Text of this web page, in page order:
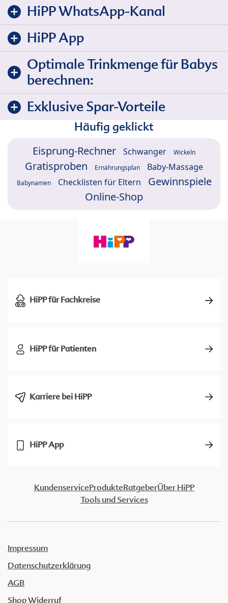
HiPP WhatsApp-Kanal
HiPP App
Optimale Trinkmenge für Babys
berechnen:
Exklusive Spar-Vorteile
Häufig geklickt
Eisprung-Rechner Schwanger Wickeln
Gratisproben Ernährungsplan Baby-Massage
Babynamen Checklisten für Eltern
Gewinnspiele
Online-Shop
HiPP für Fachkreise
HiPP für Patienten
Karriere bei HiPP
HiPP App
KundenserviceProdukteRatgeberÜber HiPP
Tools und Services
Impressum
Datenschutzerklärung
AGB
Shop Widerruf